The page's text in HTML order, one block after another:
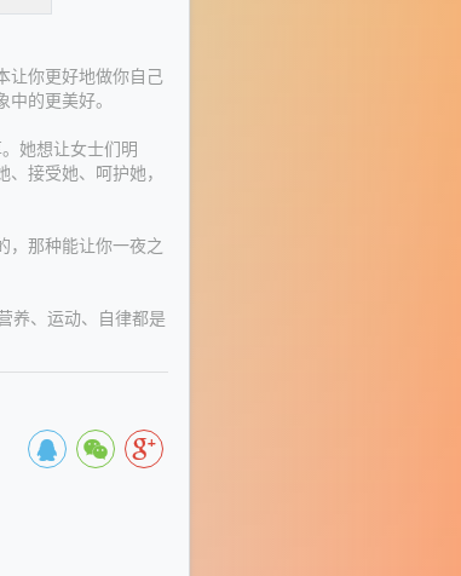
你更好地做你自己
的更美好。
她想让女士们明
接受她、呵护她，
那种能让你一夜之
养、运动、自律都是